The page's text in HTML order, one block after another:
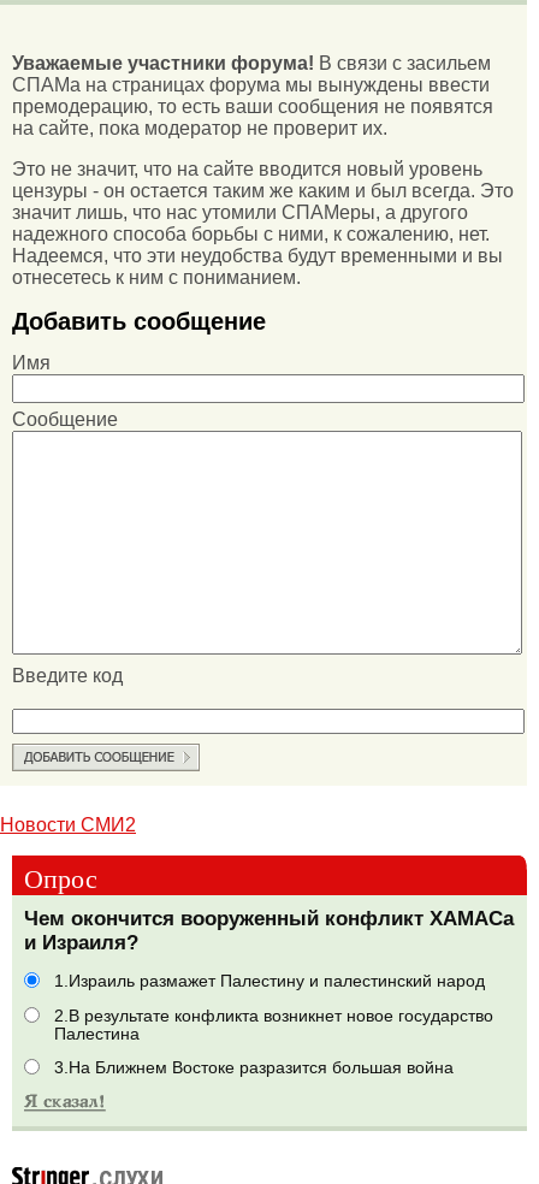
Уважаемые участники форума! В связи с засильем
СПАМа на страницах форума мы вынуждены ввести
премодерацию, то есть ваши сообщения не появятся
на сайте, пока модератор не проверит их.
Это не значит, что на сайте вводится новый уровень
цензуры - он остается таким же каким и был всегда. Это
значит лишь, что нас утомили СПАМеры, а другого
надежного способа борьбы с ними, к сожалению, нет.
Надеемся, что эти неудобства будут временными и вы
отнесетесь к ним с пониманием.
Добавить сообщение
Имя
Сообщение
Введите код
Новости СМИ2
Опрос
Чем окончится вооруженный конфликт ХАМАСа
и Израиля?
1.Израиль размажет Палестину и палестинский народ
2.В результате конфликта возникнет новое государство
Палестина
3.На Ближнем Востоке разразится большая война